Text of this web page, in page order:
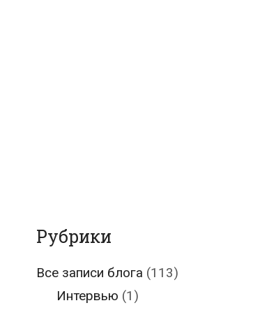
Рубрики
Все записи блога (113)
Интервью (1)